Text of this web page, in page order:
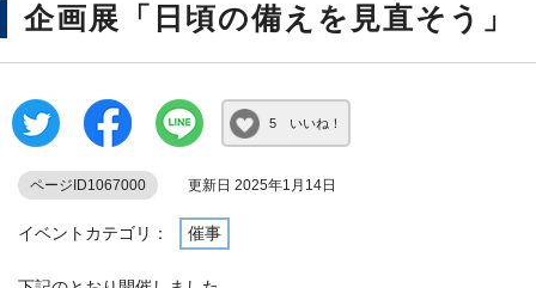
企画展「日頃の備えを見直そう」
5 いいね！
ページID1067000 更新日 2025年1月14日
イベントカテゴリ： 催事